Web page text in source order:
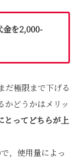
金を2,000-
だ極限まで下げる
かどうかはメリッ
とってどちらが上
，使用量によっ